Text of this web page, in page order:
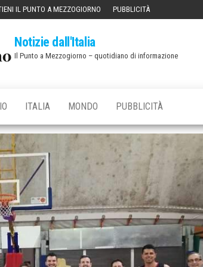
IL PUNTO A MEZZOGIORNO PUBBLICITÀ
Notizie dall'Italia
Il Punto a Mezzogiorno – quotidiano di informazione
ITALIA MONDO PUBBLICITÀ